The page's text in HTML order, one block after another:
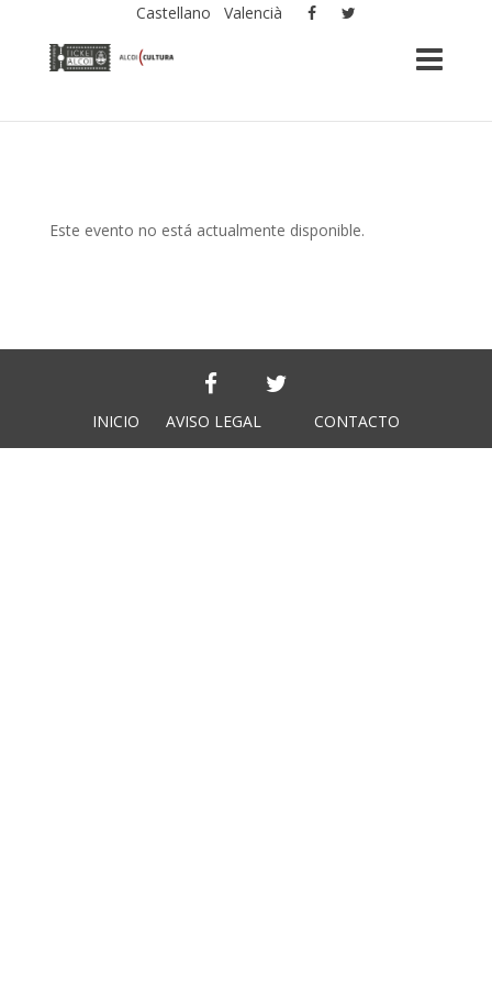
Castellano Valencià
Este evento no está actualmente disponible.
INICIO AVISO LEGAL CONTACTO